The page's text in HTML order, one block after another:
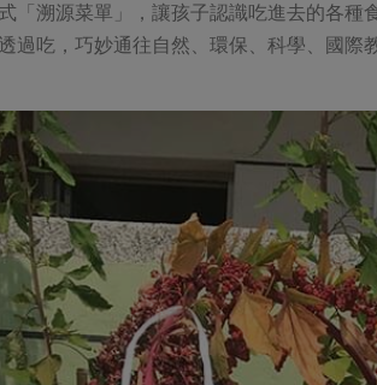
「溯源菜單」，讓孩子認識吃進去的各種
過吃，巧妙通往自然、環保、科學、國